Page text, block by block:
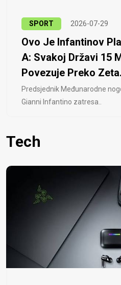
SPORT 2026-07-29
Ovo Je Infantinov
A: Svakoj Državi 15
Povezuje Preko
Predsjednik Međunarodne
Gianni Infantino zatresa..
Tech